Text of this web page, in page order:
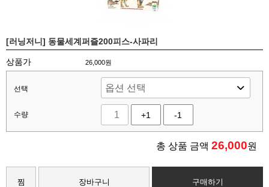
[러닝저니] 동물세계퍼즐200피스-사파리
상품가 26,000원
선택
수량 +1 -1
총 상품 금액 26,000원
찜 장바구니 구매하기